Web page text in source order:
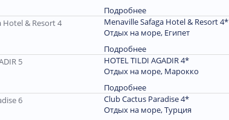
Подробнее
Menaville Safaga Hotel & Resort 4*
Отдых на море, Египет
Подробнее
HOTEL TILDI AGADIR 4*
Отдых на море, Марокко
Подробнее
Club Cactus Paradise 4*
Отдых на море, Турция